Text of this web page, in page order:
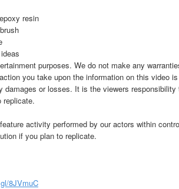
resin
purposes. We do not make any
you take upon the information on this video
damages or losses. It is the viewers
replicate.
activity performed by our actors within
if you plan to replicate.
8JVmuC